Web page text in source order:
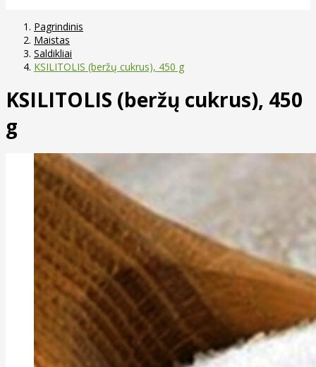
Pagrindinis
Maistas
Saldikliai
KSILITOLIS (beržų cukrus), 450 g
KSILITOLIS (beržų cukrus), 450
g